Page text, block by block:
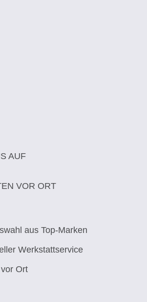
AUF
VOR ORT
aus Top-Marken
Werkstattservice
Ort